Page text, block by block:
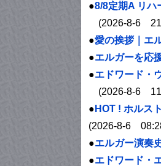
●8/8定期A リハ
(2026-8-6
●愛の挨拶｜ エ
●エルガーを応
●エドワード・
(2026-8-6
● HOT ! ホルス
(2026-8-6
●エルガー演奏
●エドワード・